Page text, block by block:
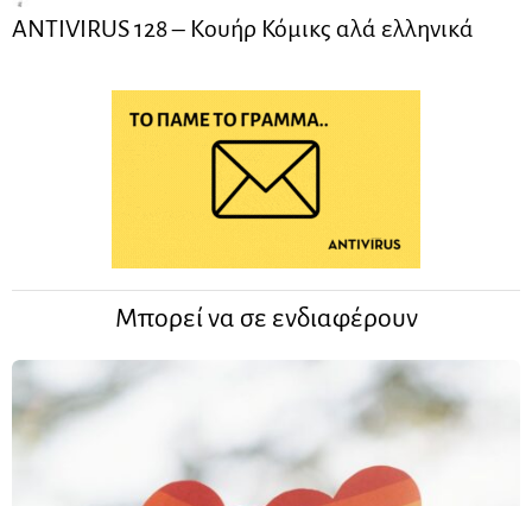
ANTIVIRUS 128 – Kουήρ Κόμικς αλά ελληνικά
Μπορεί να σε ενδιαφέρουν